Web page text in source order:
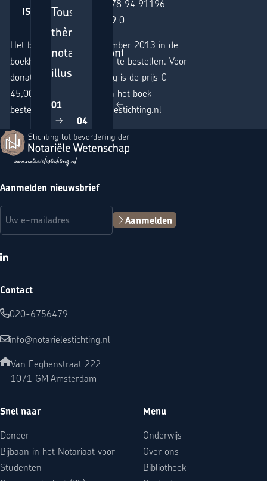
ISBN:
978 94 91196
69 0
Het boek is vanaf 1 november 2013 in de
boekhandel of via bol.com te bestellen. Voor
donateurs van de Stichting is de prijs €
45,00. Donateurs kunnen het boek
bestellen bijinfo@notarielestichting.nl
Tous les
thèmes
notariaux sont
illustrés.”
01
Vorige slide
Volgende slide
04
Terug naar de startpagina
Aanmelden nieuwsbrief
E-mailadres
Aanmelden
LinkedIn
Contact
020-6756479
info@notarielestichting.nl
Van Eeghenstraat 222
1071 GM Amsterdam
Snel naar
Doneer
Bijbaan in het Notariaat voor
Studenten
Menu
Onderwijs
Over ons
Bibliotheek